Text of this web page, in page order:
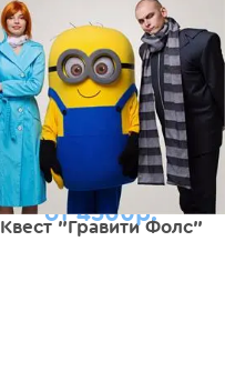
Квест "Гравити Фолс"
от 4500р.